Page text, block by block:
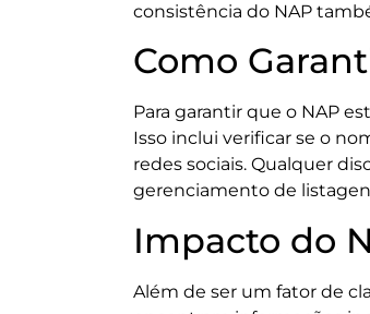
consistência do NAP
Como
Para garantir que o NAP
Isso inclui verificar se o
redes sociais. Qualquer
gerenciamento de
Impacto do
Além de ser um fator de